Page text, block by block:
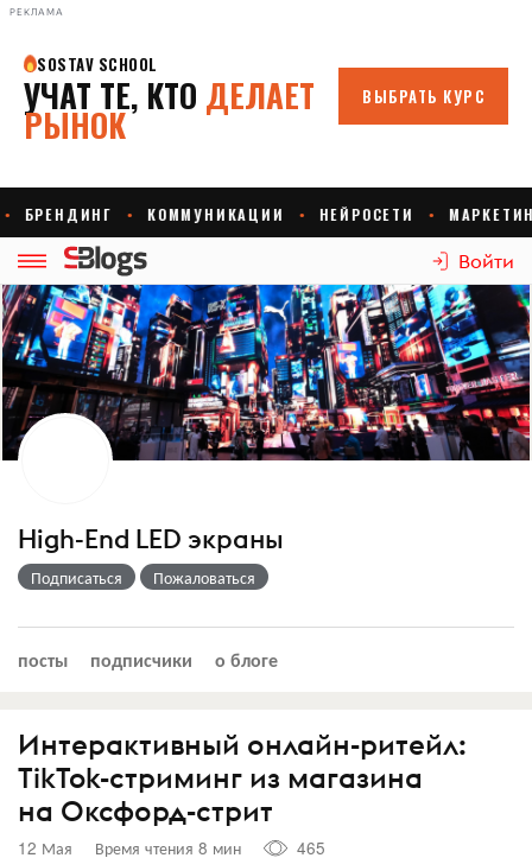
РЕКЛАМА
Войти
High-End LED экраны
Подписаться Пожаловаться
посты подписчики о блоге
Интерактивный онлайн-ритейл:
TikTok-стриминг из магазина
на Оксфорд-стрит
12 Мая Время чтения 8 мин
465